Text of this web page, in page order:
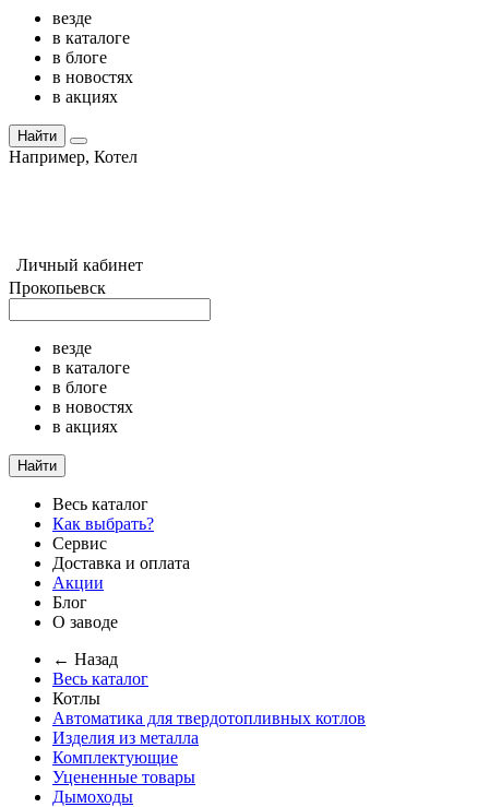
везде
в каталоге
в блоге
в новостях
в акциях
Найти
Например, Котел
Личный кабинет
Прокопьевск
везде
в каталоге
в блоге
в новостях
в акциях
Найти
Весь каталог
Как выбрать?
Сервис
Доставка и оплата
Акции
Блог
О заводе
← Назад
Весь каталог
Котлы
Автоматика для твердотопливных котлов
Изделия из металла
Комплектующие
Уцененные товары
Дымоходы